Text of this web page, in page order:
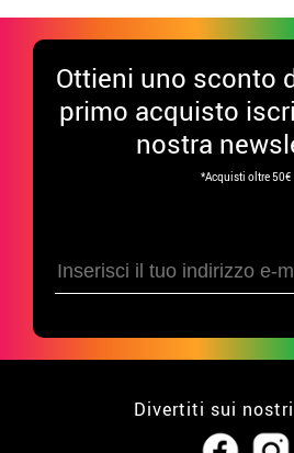
Ottieni uno sconto
primo acquisto
nostra
*Acquisti oltre 50€
Divertiti sui